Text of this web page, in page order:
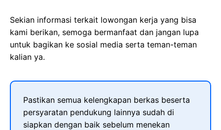
Sekian informasi terkait lowongan kerja yang bisa
kami berikan, semoga bermanfaat dan jangan lupa
untuk bagikan ke sosial media serta teman-teman
kalian ya.
Pastikan semua kelengkapan berkas beserta
persyaratan pendukung lainnya sudah di
siapkan dengan baik sebelum menekan